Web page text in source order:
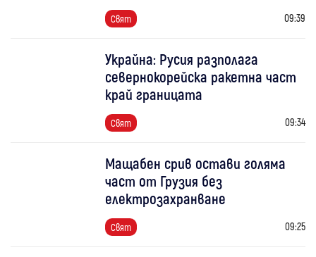
Свят 09:39
Украйна: Русия разполага
севернокорейска ракетна част
край границата
Свят 09:34
Мащабен срив остави голяма
част от Грузия без
електрозахранване
Свят 09:25